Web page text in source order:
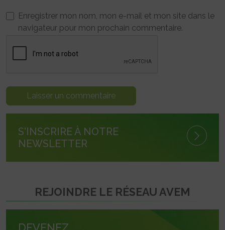
Enregistrer mon nom, mon e-mail et mon site dans le
navigateur pour mon prochain commentaire.
S'INSCRIRE À NOTRE
NEWSLETTER
REJOINDRE LE RÉSEAU AVEM